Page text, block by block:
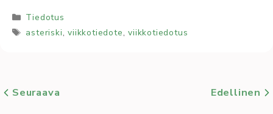
Kategoriat
Tiedotus
Avainsanat
asteriski,viikkotiedote,viikkotiedotus
Seuraava Edellinen